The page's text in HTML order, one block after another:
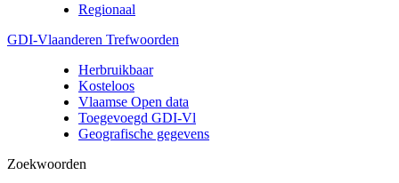
Regionaal
GDI-Vlaanderen Trefwoorden
Herbruikbaar
Kosteloos
Vlaamse Open data
Toegevoegd GDI-Vl
Geografische gegevens
Zoekwoorden